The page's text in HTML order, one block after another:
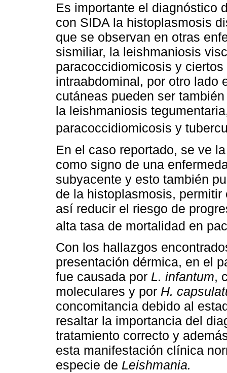
Es importante el diagnóstico
con SIDA la histoplasmosis
que se observan en otras
sismiliar, la leishmaniosis
paracoccidiomicosis y
intraabdominal, por otro lado
cutáneas pueden ser
la leishmaniosis
paracoccidiomicosis y
En el caso reportado, se ve
como signo de una
subyacente y esto también
de la histoplasmosis,
así reducir el riesgo de
alta tasa de mortalidad en
Con los hallazgos
presentación dérmica, en el
fue causada por L. infantum,
moleculares y por H.
concomitancia debido al
resaltar la importancia del
tratamiento correcto y
esta manifestación clínica
especie de Leishmania.